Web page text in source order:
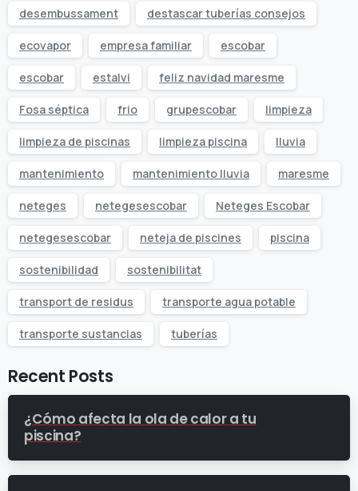
desembussament destascar tuberías consejos
ecovapor empresa familiar escobar
escobar estalvi feliz navidad maresme
Fosa séptica frio grupescobar limpieza
limpieza de piscinas limpieza piscina lluvia
mantenimiento mantenimiento lluvia maresme
neteges netegesescobar Neteges Escobar
netegesescobar neteja de piscines piscina
sostenibilidad sostenibilitat
transport de residus transporte agua potable
transporte sustancias tuberías
Recent Posts
¿Cómo afecta la ola de calor a tu
piscina?